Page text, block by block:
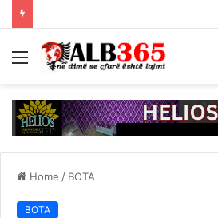
Menu
Home / BOTA
BOTA